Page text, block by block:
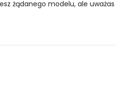
żądanego modelu, ale